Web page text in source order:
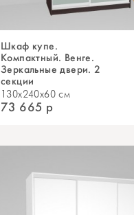
Шкаф купе.
Компактный. Венге.
Зеркальные двери. 2
секции
130x240x60 см
73 665 р